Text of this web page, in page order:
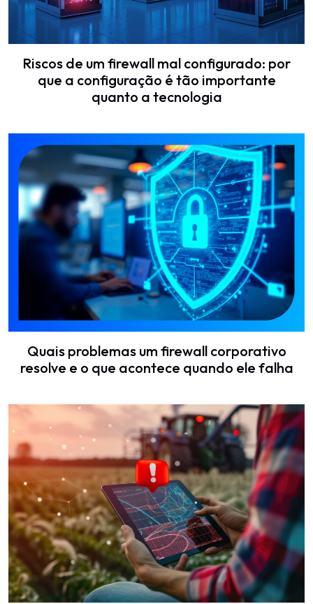
Riscos de um firewall mal configurado: por
que a configuração é tão importante
quanto a tecnologia
Quais problemas um firewall corporativo
resolve e o que acontece quando ele falha